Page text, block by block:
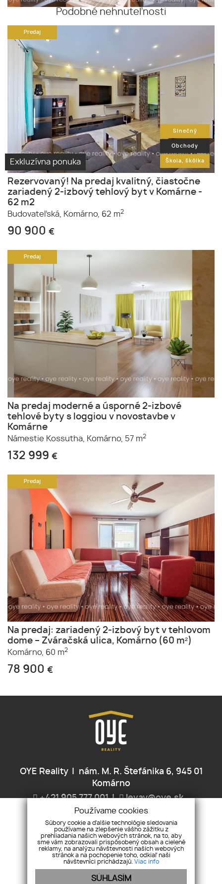
Podobné nehnuteľnosti
Exkluzívna ponuka
Predaj
Slnečný
Obchody
Škola, škôlka
Rezervovaný! Na predaj kvalitný, čiastočne
zariadený 2-izbový tehlový byt v Komárne -
62 m2
Budovateľská, Komárno, 62 m2
90 900 €
Predaj
Na predaj moderné a úsporné 2-izbové
tehlové byty s loggiou v novostavbe v
Komárne
Námestie Kossutha, Komárno, 57 m2
132 999 €
Predaj
Na predaj: zariadený 2-izbový byt v tehlovom
dome – Zváračská ulica, Komárno (60 m²)
Komárno, 60 m2
78 900 €
OYE Reality
nám. M. R. Štefánika 6, 945 01
Komárno
+421 905 777 001
levay@oye.sk
NEHNUTEĽNOSTI O NÁS SLUŽBY
KONTAKT
REKLAMAČNÝ PORIADOK
OCHRANA OSOBNÝCH ÚDAJOV
COOKIES
Používame cookies
Súbory cookie a ďalšie technológie sledovania
používame na zlepšenie vášho zážitku z
prehliadania našich webových stránok, na to, aby
sme vám zobrazovali prispôsobený obsah a cielené
reklamy, na analýzu návštevnosti našich webových
stránok a na pochopenie toho, odkiaľ naši
návštevníci prichádzajú. Viac info
SÚHLASÍM